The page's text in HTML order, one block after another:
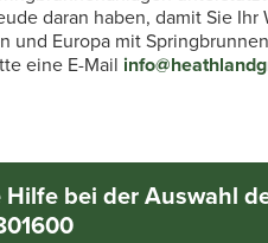
daran haben, damit Sie
und Europa mit
eine E-Mail
bei der Auswahl